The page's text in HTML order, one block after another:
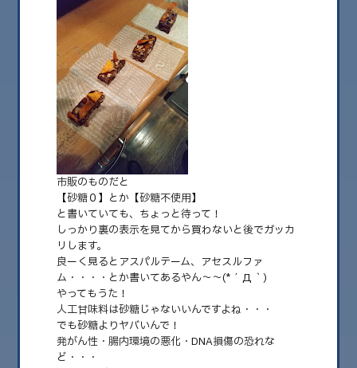
2026.08
2026.07
2026.06
2026.05
2026.04
2026.03
2026.02
2026.01
2025.12
2025.11
2025.10
2025.09
市販のものだと
【砂糖０】とか【砂糖不使用】
と書いていても、ちょっと待って！
しっかり裏の表示を見てから買わないと後でガッカ
リします。
良ーく見るとアスパルテーム、アセスルファ
ム・・・・とか書いてあるやん～～(*´Д｀)
やってもうた！
人工甘味料は砂糖じゃないいんですよね・・・
でも砂糖よりヤバいんで！
発がん性・腸内環境の悪化・DNA損傷の恐れな
ど・・・